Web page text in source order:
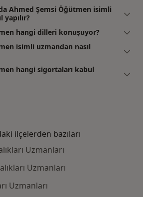
Ahmed Şemsi Öğütmen isimli
yapılır?
hangi dilleri konuşuyor?
isimli uzmandan nasıl
hangi sigortaları kabul
ilçelerden bazıları
Uzmanları
Uzmanları
Uzmanları